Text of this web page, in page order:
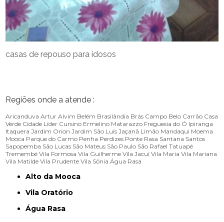
casas de repouso para idosos
Regiões onde a atende :
Aricanduva Artur Alvim Belém Brasilândia Brás Campo Belo Carrão Casa
Verde Cidade Líder Cursino Ermelino Matarazzo Freguesia do Ó Ipiranga
Itaquera Jardim Orion Jardim São Luís Jaçanã Limão Mandaqui Moema
Mooca Parque do Carmo Penha Perdizes Ponte Rasa Santana Santos
Sapopemba São Lucas São Mateus São Paulo São Rafael Tatuapé
Tremembé Vila Formosa Vila Guilherme Vila Jacuí Vila Maria Vila Mariana
Vila Matilde Vila Prudente Vila Sônia Água Rasa
Alto da Mooca
Vila Oratório
Água Rasa